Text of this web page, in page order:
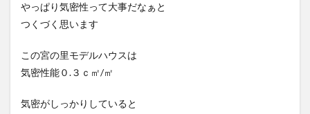
やっぱり気密性って大事だなぁと
つくづく思います
この宮の里モデルハウスは
気密性能０.３ｃ㎡/㎡
気密がしっかりしていると